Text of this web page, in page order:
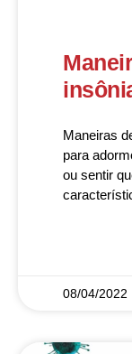
Maneiras
para
ou sentir
08/04/2022